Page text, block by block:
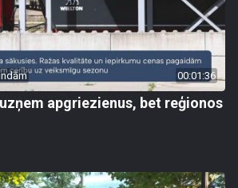
00:01:36
apgriezienus, bet reģionos